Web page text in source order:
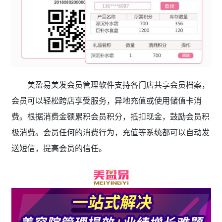
美盈易美发会员管理软件支持各门店共享会员档案，
会员可以轻松跨店享受服务，异地充值或使用储值卡消
费。根据消费金额累积会员积分，抵扣现金，鼓励会员积
极消费。会员任何的消费行为，充值等系统都可以自动发
送短信，提高会员的信任。